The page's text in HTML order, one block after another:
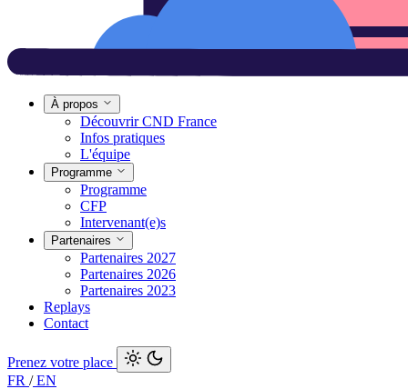
À propos
Découvrir CND France
Infos pratiques
L'équipe
Programme
Programme
CFP
Intervenant(e)s
Partenaires
Partenaires 2027
Partenaires 2026
Partenaires 2023
Replays
Contact
Prenez votre place
FR /EN